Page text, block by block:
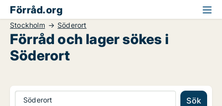
Förråd.org
Stockholm Söderort
Förråd och lager sökes i
Söderort
Söderort Sök